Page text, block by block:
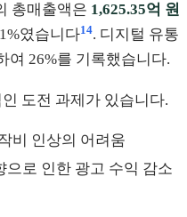
총매출액은 1,625.35억 원
였습니다14. 디지털 유통
여 26%를 기록했습니다.
도전 과제가 있습니다.
비 인상의 어려움
으로 인한 광고 수익 감소